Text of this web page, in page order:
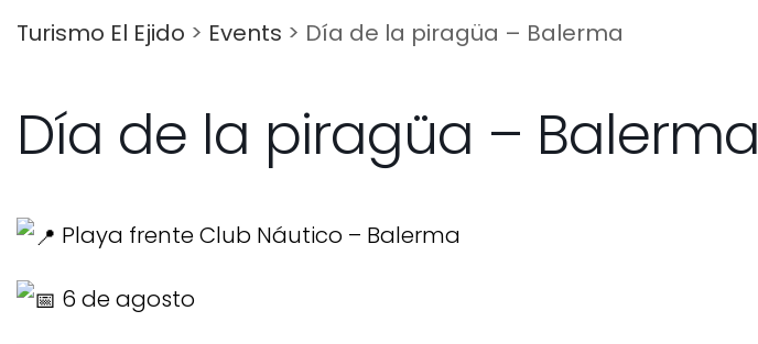
Turismo El Ejido > Events > Día de la piragüa – Balerma
Día de la piragüa – Balerma
Playa frente Club Náutico – Balerma
6 de agosto